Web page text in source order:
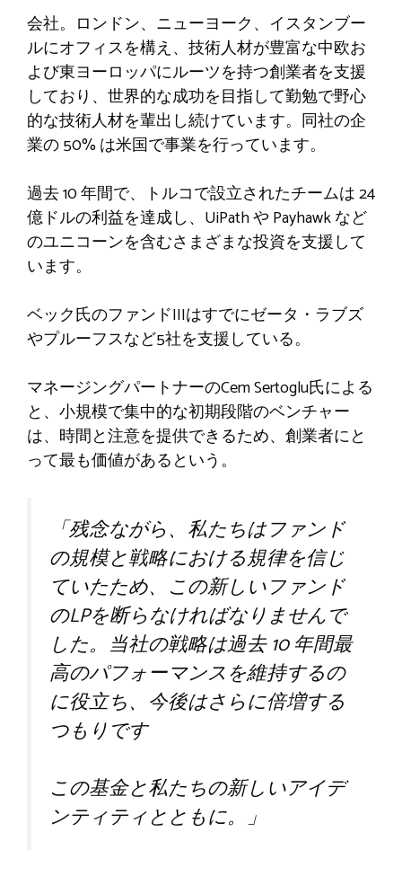
会社。ロンドン、ニューヨーク、イスタンブー
ルにオフィスを構え、技術人材が豊富な中欧お
よび東ヨーロッパにルーツを持つ創業者を支援
しており、世界的な成功を目指して勤勉で野心
的な技術人材を輩出し続けています。同社の企
業の 50% は米国で事業を行っています。
過去 10 年間で、トルコで設立されたチームは 24
億ドルの利益を達成し、UiPath や Payhawk など
のユニコーンを含むさまざまな投資を支援して
います。
ベック氏のファンドIIIはすでにゼータ・ラブズ
やプルーフスなど5社を支援している。
マネージングパートナーのCem Sertoglu氏による
と、小規模で集中的な初期段階のベンチャー
は、時間と注意を提供できるため、創業者にと
って最も価値があるという。
「残念ながら、私たちはファンド
の規模と戦略における規律を信じ
ていたため、この新しいファンド
のLPを断らなければなりませんで
した。当社の戦略は過去 10 年間最
高のパフォーマンスを維持するの
に役立ち、今後はさらに倍増する
つもりです
この基金と私たちの新しいアイデ
ンティティとともに。」